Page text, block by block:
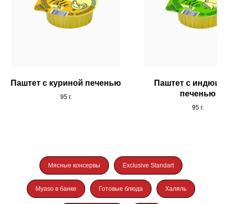
Паштет с куриной печенью
95 г.
Паштет с
печенью
95 г.
Мясные консервы Exclusive Standart
Myaso в банке Готовые блюда Халяль
Поставщикам Контакты
Электронная
КУРГАНСКИЙ
МЯСОКОМБИНАТ
Telegram